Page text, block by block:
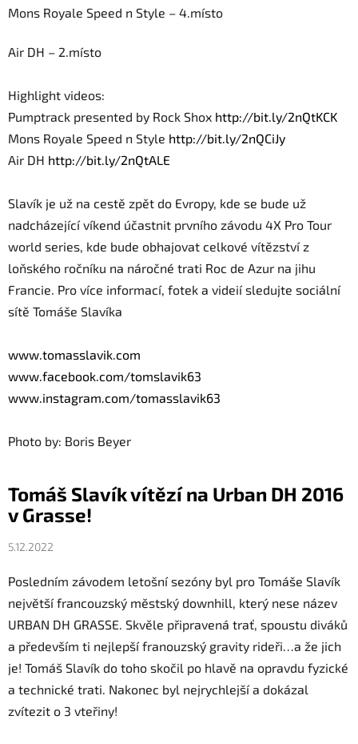
Mons Royale Speed n Style – 4.místo
Air DH – 2.místo
Highlight videos:
Pumptrack presented by Rock Shox http://bit.ly/2nQtKCK
Mons Royale Speed n Style http://bit.ly/2nQCiJy
Air DH http://bit.ly/2nQtALE
Slavík je už na cestě zpět do Evropy, kde se bude už
nadcházející víkend účastnit prvního závodu 4X Pro Tour
world series, kde bude obhajovat celkové vítězství z
loňského ročníku na náročné trati Roc de Azur na jihu
Francie. Pro více informací, fotek a videií sledujte sociální
sítě Tomáše Slavíka
www.tomasslavik.com
www.facebook.com/tomslavik63
www.instagram.com/tomasslavik63
Photo by: Boris Beyer
Tomáš Slavík vítězí na Urban DH 2016
v Grasse!
5.12.2022
Posledním závodem letošní sezóny byl pro Tomáše Slavík
největší francouzský městský downhill, který nese název
URBAN DH GRASSE. Skvěle připravená trať, spoustu diváků
a především ti nejlepší franouzský gravity rideři…a že jich
je! Tomáš Slavík do toho skočil po hlavě na opravdu fyzické
a technické trati. Nakonec byl nejrychlejší a dokázal
zvítezit o 3 vteřiny!